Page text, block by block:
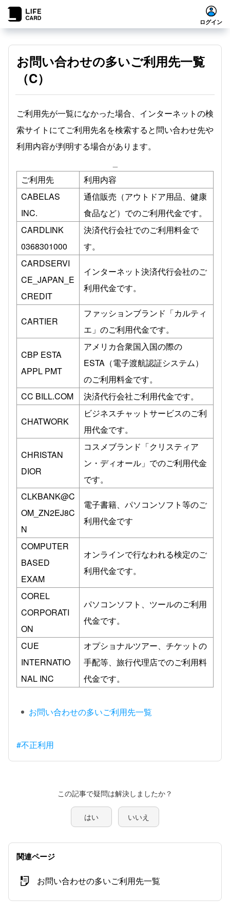
ログイン
お問い合わせの多いご利用先一覧
（C）
ご利用先が一覧になかった場合、インターネットの検
索サイトにてご利用先名を検索すると問い合わせ先や
利用内容が判明する場合があります。
ご利用先
利用内容
CABELAS
INC.
通信販売（アウトドア用品、健康
食品など）でのご利用代金です。
CARDLINK
0368301000
決済代行会社でのご利用料金で
す。
CARDSERVI
CE_JAPAN_E
CREDIT
インターネット決済代行会社のご
利用代金です。
CARTIER
ファッションブランド「カルティ
エ」のご利用代金です。
CBP ESTA
APPL PMT
アメリカ合衆国入国の際の
ESTA（電子渡航認証システム）
のご利用料金です。
CC BILL.COM
決済代行会社ご利用代金です。
CHATWORK
ビジネスチャットサービスのご利
用代金です。
CHRISTAN
DIOR
コスメブランド「クリスティア
ン・ディオール」でのご利用代金
です。
CLKBANK@C
OM_ZN2EJ8C
N
電子書籍、パソコンソフト等のご
利用代金です
COMPUTER
BASED
EXAM
オンラインで行なわれる検定のご
利用代金です。
COREL
CORPORATI
ON
パソコンソフト、ツールのご利用
代金です。
CUE
INTERNATIO
NAL INC
オプショナルツアー、チケットの
手配等、旅行代理店でのご利用料
代金です。
お問い合わせの多いご利用先一覧
#不正利用
この記事で疑問は解決しましたか？
はい いいえ
関連ページ
お問い合わせの多いご利用先一覧